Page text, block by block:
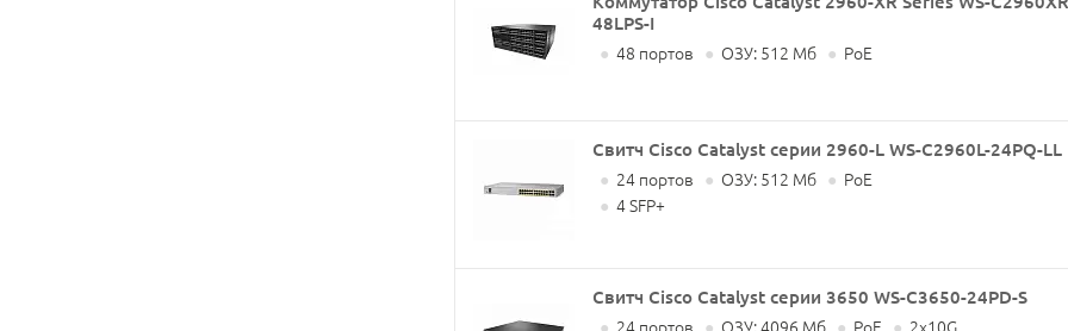
48LPS-I
● 48 портов ● ОЗУ: 512 Мб ● PoE
Свитч Cisco Catalyst серии 2960-L WS-C2960L-24PQ-LL
● 24 портов ● ОЗУ: 512 Мб ● PoE
● 4 SFP+
Свитч Cisco Catalyst серии 3650 WS-C3650-24PD-S